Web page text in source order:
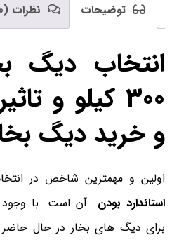
توضیحات نظرات (0)
انتخاب دیگ
300 کیلو و
و خرید دیگ
اولین و مهمترین شاخص در
استاندارد بودن
برای دیگ های بخار در حال حاضر